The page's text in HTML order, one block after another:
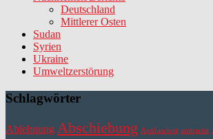
Deutschland
Mittlerer Osten
Sudan
Syrien
Ukraine
Umweltzerstörung
Schlagwörter
Ablehnung Abschiebung Antifaschist antiracist